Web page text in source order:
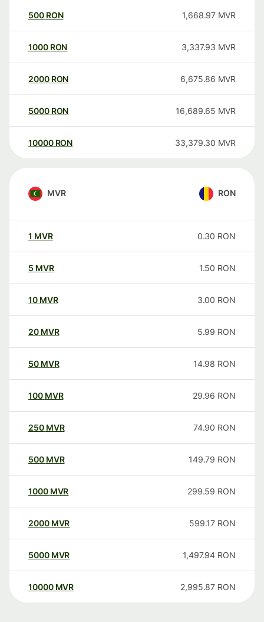
500 RON 1,668.97 MVR
1000 RON 3,337.93 MVR
2000 RON 6,675.86 MVR
5000 RON 16,689.65 MVR
10000 RON 33,379.30 MVR
MVR RON
1 MVR 0.30 RON
5 MVR 1.50 RON
10 MVR 3.00 RON
20 MVR 5.99 RON
50 MVR 14.98 RON
100 MVR 29.96 RON
250 MVR 74.90 RON
500 MVR 149.79 RON
1000 MVR 299.59 RON
2000 MVR 599.17 RON
5000 MVR 1,497.94 RON
10000 MVR 2,995.87 RON